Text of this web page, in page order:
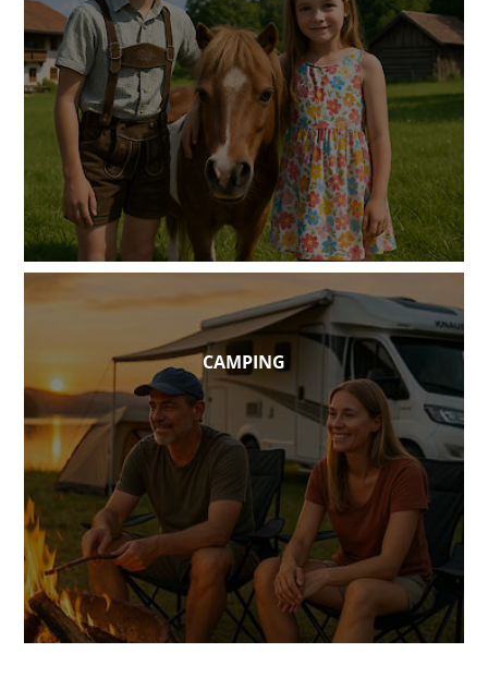
CAMPING